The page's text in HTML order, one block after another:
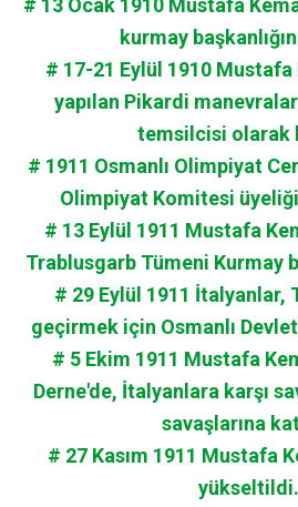
# 13 Ocak 1910 Mustafa
kurmay
# 17-21 Eylül 1910 Mustafa
yapılan Pikardi
temsilcisi olarak
# 1911 Osmanlı Olimpiyat
Olimpiyat Komitesi
# 13 Eylül 1911 Mustafa
Trablusgarb Tümeni Kurmay
# 29 Eylül 1911 İtalyanlar,
geçirmek için Osmanlı
# 5 Ekim 1911 Mustafa
Derne'de, İtalyanlara karşı
savaşlarına
# 27 Kasım 1911 Mustafa
yükseltildi.